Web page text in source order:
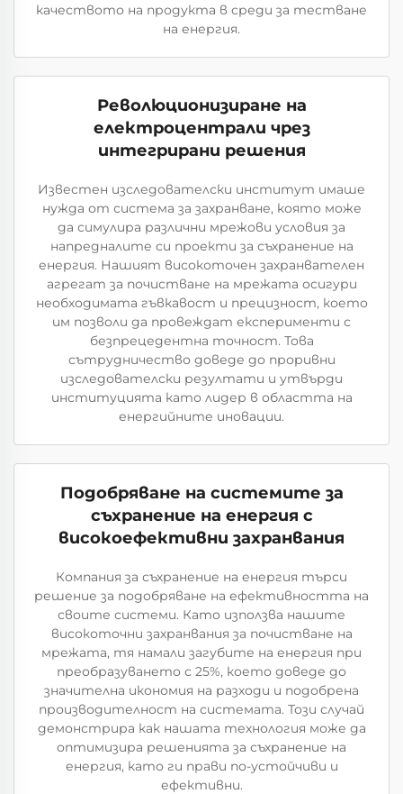
качеството на продукта в среди за тестване
на енергия.
Революционизиране на
електроцентрали чрез
интегрирани решения
Известен изследователски институт имаше
нужда от система за захранване, която може
да симулира различни мрежови условия за
напредналите си проекти за съхранение на
енергия. Нашият високоточен захранвателен
агрегат за почистване на мрежата осигури
необходимата гъвкавост и прецизност, което
им позволи да провеждат експерименти с
безпрецедентна точност. Това
сътрудничество доведе до проривни
изследователски резултати и утвърди
институцията като лидер в областта на
енергийните иновации.
Подобряване на системите за
съхранение на енергия с
високоефективни захранвания
Компания за съхранение на енергия търси
решение за подобряване на ефективността на
своите системи. Като използва нашите
високоточни захранвания за почистване на
мрежата, тя намали загубите на енергия при
преобразуването с 25%, което доведе до
значителна икономия на разходи и подобрена
производителност на системата. Този случай
демонстрира как нашата технология може да
оптимизира решенията за съхранение на
енергия, като ги прави по-устойчиви и
ефективни.